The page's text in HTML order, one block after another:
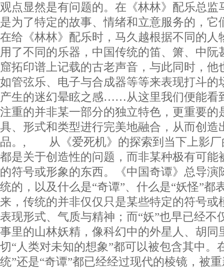
观点显然是有问题的。在《林林》配乐总监
是为了特定的故事、情绪和立意服务的，它
在给《林林》配乐时，马久越根据不同的人
用了不同的乐器，中国传统的笛、箫、中阮
窟拓印谱上记载的古老声音，与此同时，他
如管弦乐、电子与合成器等等来表现打斗的
产生的迷幻晕眩之感……从这里我们便能看
注重的并非某一部分的独立特色，更重要的
具、形式和类型进行完美地融合，从而创造
品。, 从《爱死机》的探索到当下上影厂
都是关于创造性的问题，而非某种极有可能
的符号或形象的东西。《中国奇谭》总导演
统的，以及什么是“奇谭”、什么是“妖怪”都
来，传统的并非仅仅只是某些特定的符号或
表现形式、气质与精神；而“妖”也早已经不
事里的山林妖精，像科幻中的外星人、胡同
切“人类对未知的想象”都可以被包含其中。
统”还是“奇谭”都已经经过现代的棱镜，被